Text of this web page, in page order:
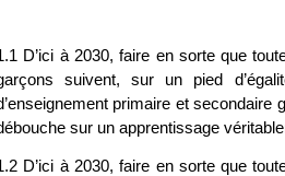
D’ici à 2030, faire en sorte que
suivent, sur un pied
primaire et secondaire
sur un apprentissage
D’ici à 2030, faire en sorte que